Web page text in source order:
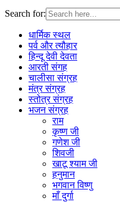
Search for:
धार्मिक स्थल
पर्व और त्यौहार
हिन्दू देवी देवता
आरती संगह
चालीसा संग्रह
मंत्र संग्रह
स्तोत्र संग्रह
भजन संग्रह
राम
कृष्ण जी
गणेश जी
शिवजी
खाटू श्याम जी
हनुमान
भगवान विष्णु
माँ दुर्गा